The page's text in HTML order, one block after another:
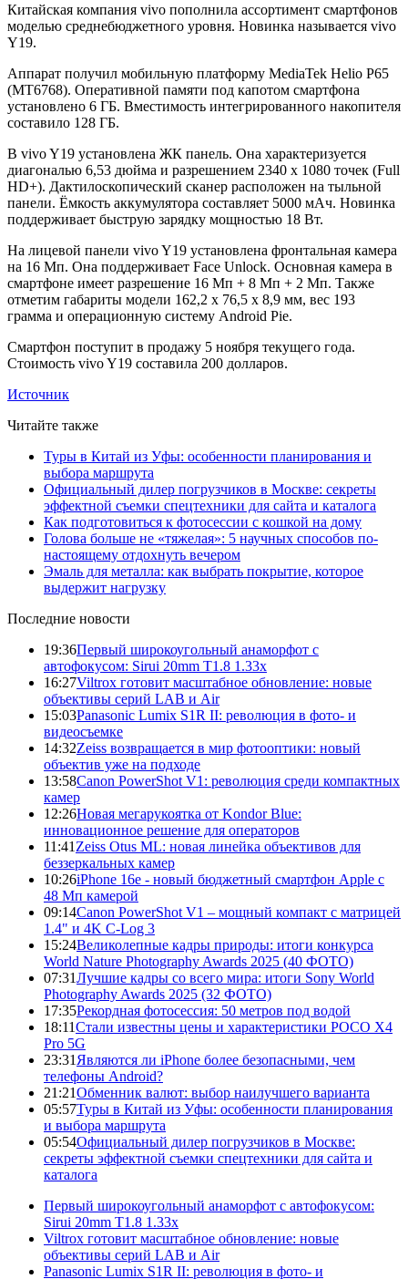
Китайская компания vivo пополнила ассортимент смартфонов
моделью среднебюджетного уровня. Новинка называется vivo
Y19.
Аппарат получил мобильную платформу MediaTek Helio P65
(MT6768). Оперативной памяти под капотом смартфона
установлено 6 ГБ. Вместимость интегрированного накопителя
составило 128 ГБ.
В vivo Y19 установлена ЖК панель. Она характеризуется
диагональю 6,53 дюйма и разрешением 2340 х 1080 точек (Full
HD+). Дактилоскопический сканер расположен на тыльной
панели. Ёмкость аккумулятора составляет 5000 мАч. Новинка
поддерживает быструю зарядку мощностью 18 Вт.
На лицевой панели vivo Y19 установлена фронтальная камера
на 16 Мп. Она поддерживает Face Unlock. Основная камера в
смартфоне имеет разрешение 16 Мп + 8 Мп + 2 Мп. Также
отметим габариты модели 162,2 x 76,5 x 8,9 мм, вес 193
грамма и операционную систему Android Pie.
Смартфон поступит в продажу 5 ноября текущего года.
Стоимость vivo Y19 составила 200 долларов.
Источник
Читайте также
Туры в Китай из Уфы: особенности планирования и
выбора маршрута
Официальный дилер погрузчиков в Москве: секреты
эффектной съемки спецтехники для сайта и каталога
Как подготовиться к фотосессии с кошкой на дому
Голова больше не «тяжелая»: 5 научных способов по-
настоящему отдохнуть вечером
Эмаль для металла: как выбрать покрытие, которое
выдержит нагрузку
Последние новости
19:36Первый широкоугольный анаморфот с
автофокусом: Sirui 20mm T1.8 1.33x
16:27Viltrox готовит масштабное обновление: новые
объективы серий LAB и Air
15:03Panasonic Lumix S1R II: революция в фото- и
видеосъемке
14:32Zeiss возвращается в мир фотооптики: новый
объектив уже на подходе
13:58Canon PowerShot V1: революция среди компактных
камер
12:26Новая мегарукоятка от Kondor Blue:
инновационное решение для операторов
11:41 Zeiss Otus ML: новая линейка объективов для
беззеркальных камер
10:26iPhone 16e - новый бюджетный смартфон Apple с
48 Мп камерой
09:14Canon PowerShot V1 – мощный компакт с матрицей
1.4" и 4K C-Log 3
15:24Великолепные кадры природы: итоги конкурса
World Nature Photography Awards 2025 (40 ФОТО)
07:31Лучшие кадры со всего мира: итоги Sony World
Photography Awards 2025 (32 ФОТО)
17:35Рекордная фотосессия: 50 метров под водой
18:11Стали известны цены и характеристики POCO X4
Pro 5G
23:31 Являются ли iPhone более безопасными, чем
телефоны Android?
21:21Обменник валют: выбор наилучшего варианта
05:57Туры в Китай из Уфы: особенности планирования
и выбора маршрута
05:54Официальный дилер погрузчиков в Москве:
секреты эффектной съемки спецтехники для сайта и
каталога
Первый широкоугольный анаморфот с автофокусом:
Sirui 20mm T1.8 1.33x
Viltrox готовит масштабное обновление: новые
объективы серий LAB и Air
Panasonic Lumix S1R II: революция в фото- и